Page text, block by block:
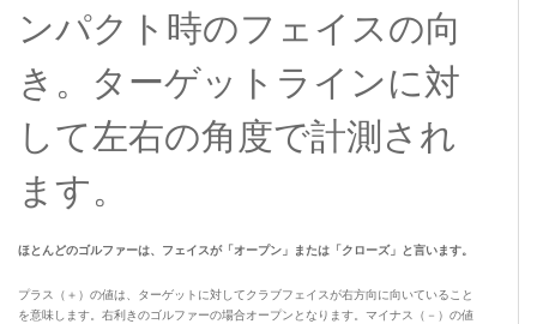
ンパクト時のフェイスの向
き。ターゲットラインに対
して左右の角度で計測され
ます。
ほとんどのゴルファーは、フェイスが「オープン」または「クローズ」と言います。
プラス（＋）の値は、ターゲットに対してクラブフェイスが右方向に向いていること
を意味します。右利きのゴルファーの場合オープンとなります。マイナス（－）の値